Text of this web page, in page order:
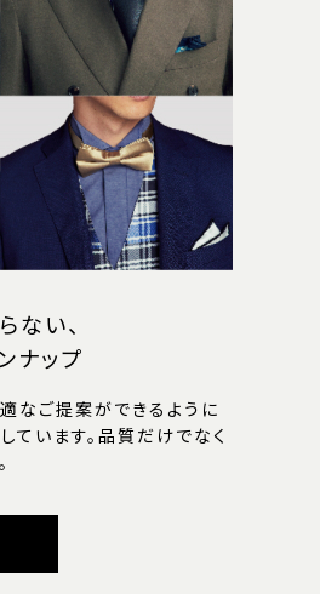
ない、
ナップ
なご提案ができるように
ています。品質だけでなく